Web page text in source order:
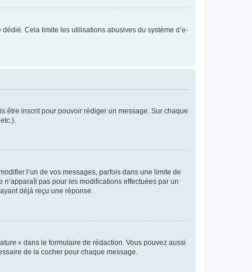
Cela limite les utilisations abusives du système d’e-
être inscrit pour pouvoir rédiger un message. Sur chaque
l’un de vos messages, parfois dans une limite de
pas pour les modifications effectuées par un
déjà reçu une réponse.
» dans le formulaire de rédaction. Vous pouvez aussi
de la cocher pour chaque message.